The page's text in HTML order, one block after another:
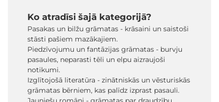
Ko atradīsi šajā kategorijā?
Pasakas un bilžu grāmatas - krāsaini un saistoši
stāsti pašiem mazākajiem.
Piedzīvojumu un fantāzijas grāmatas - burvju
pasaules, neparasti tēli un elpu aizraujoši
notikumi.
Izglītojošā literatūra - zinātniskās un vēsturiskās
grāmatas bērniem, kas palīdz izprast pasauli.